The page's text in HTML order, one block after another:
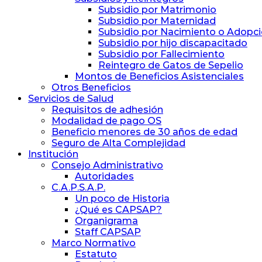
Subsidio por Matrimonio
Subsidio por Maternidad
Subsidio por Nacimiento o
Subsidio por hijo discapacitado
Subsidio por Fallecimiento
Reintegro de Gatos de Sepelio
Montos de Beneficios Asistenciales
Otros Beneficios
Servicios de Salud
Requisitos de adhesión
Modalidad de pago OS
Beneficio menores de 30 años de edad
Seguro de Alta Complejidad
Institución
Consejo Administrativo
Autoridades
C.A.P.S.A.P.
Un poco de Historia
¿Qué es CAPSAP?
Organigrama
Staff CAPSAP
Marco Normativo
Estatuto